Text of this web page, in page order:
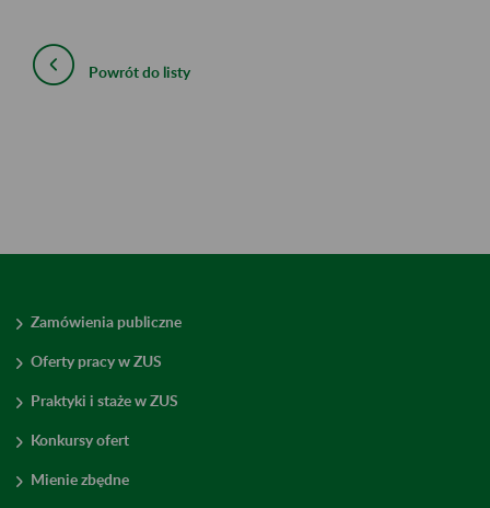
Powrót do listy
Zamówienia publiczne
Oferty pracy w ZUS
Praktyki i staże w ZUS
Konkursy ofert
Mienie zbędne